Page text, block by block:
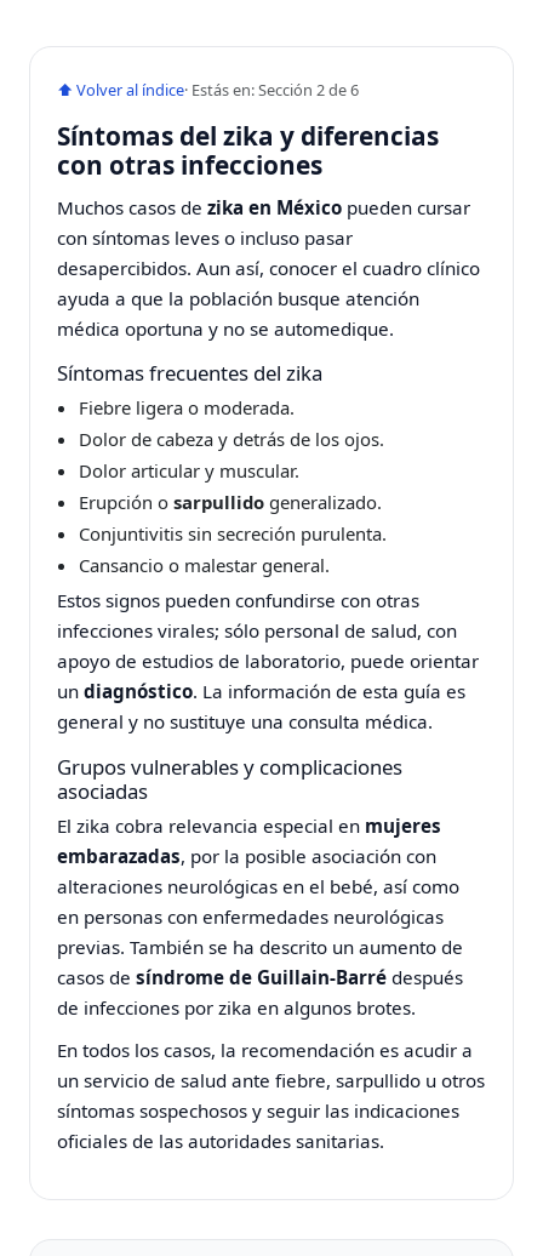
⬆ Volver al índice· Estás en: Sección 2 de 6
Síntomas del zika y diferencias
con otras infecciones
Muchos casos dezika en México pueden cursar
con síntomas leves o incluso pasar
desapercibidos. Aun así, conocer el cuadro clínico
ayuda a que la población busque atención
médica oportuna y no se automedique.
Síntomas frecuentes del zika
Fiebre ligera o moderada.
Dolor de cabeza y detrás de los ojos.
Dolor articular y muscular.
Erupción o sarpullidogeneralizado.
Conjuntivitis sin secreción purulenta.
Cansancio o malestar general.
Estos signos pueden confundirse con otras
infecciones virales; sólo personal de salud, con
apoyo de estudios de laboratorio, puede orientar
undiagnóstico. La información de esta guía es
general y no sustituye una consulta médica.
Grupos vulnerables y complicaciones
asociadas
El zika cobra relevancia especial en mujeres
embarazadas, por la posible asociación con
alteraciones neurológicas en el bebé, así como
en personas con enfermedades neurológicas
previas. También se ha descrito un aumento de
casos desíndrome de Guillain‑Barré después
de infecciones por zika en algunos brotes.
En todos los casos, la recomendación es acudir a
un servicio de salud ante fiebre, sarpullido u otros
síntomas sospechosos y seguir las indicaciones
oficiales de las autoridades sanitarias.